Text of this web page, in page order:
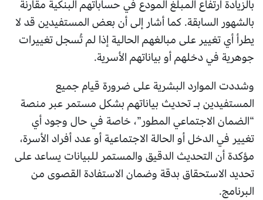
بالزيادة ارتفاع المبلغ المودع في حساباتهم البنكية مقارنة
بالشهور السابقة. كما أشار إلى أن بعض المستفيدين قد لا
يطرأ أي تغيير على مبالغهم الحالية إذا لم تُسجل تغييرات
جوهرية في دخلهم أو بياناتهم الأسرية.
وشددت الموارد البشرية على ضرورة قيام جميع
المستفيدين بـ تحديث بياناتهم بشكل مستمر عبر منصة
“الضمان الاجتماعي المطور”، خاصة في حال وجود أي
تغيير في الدخل أو الحالة الاجتماعية أو عدد أفراد الأسرة،
مؤكدة أن التحديث الدقيق والمستمر للبيانات يساعد على
تحديد الاستحقاق بدقة وضمان الاستفادة القصوى من
البرنامج.